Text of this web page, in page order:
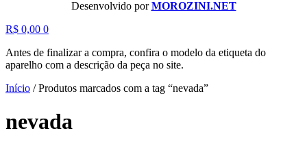
Desenvolvido porMOROZINI.NET
R$ 0,00 0
Antes de finalizar a compra, confira o modelo da etiqueta do
aparelho com a descrição da peça no site.
Início /Produtos marcados com a tag “nevada”
nevada